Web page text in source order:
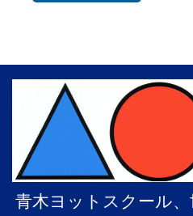
青木ヨットスクール